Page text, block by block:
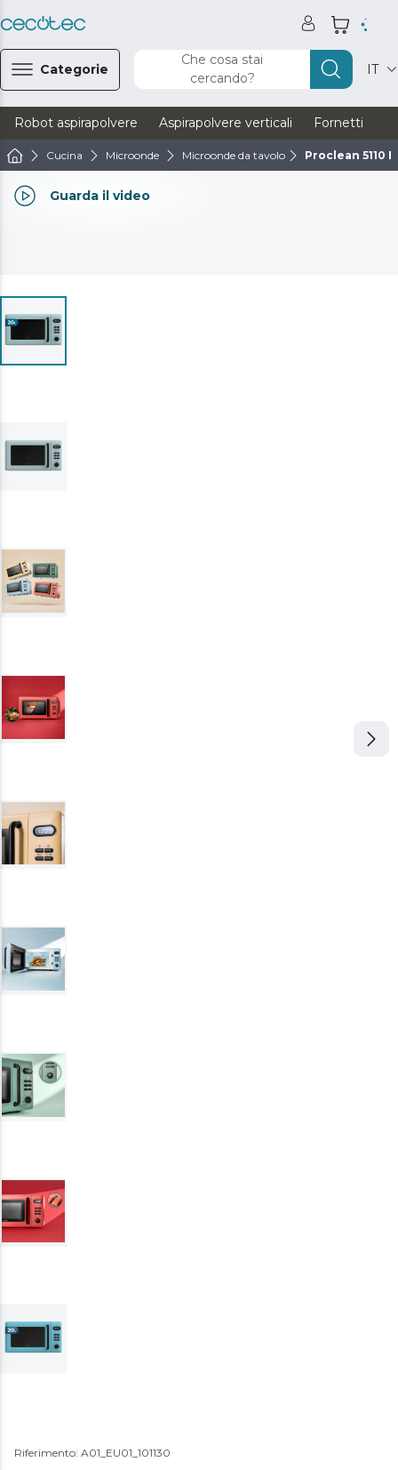
Categorie
Che cosa stai
cercando?
IT
Robot aspirapolvere Aspirapolvere verticali Fornetti
Cucina Microonde Microonde da tavolo Proclean 5110
Guarda il video
Riferimento: A01_EU01_101130